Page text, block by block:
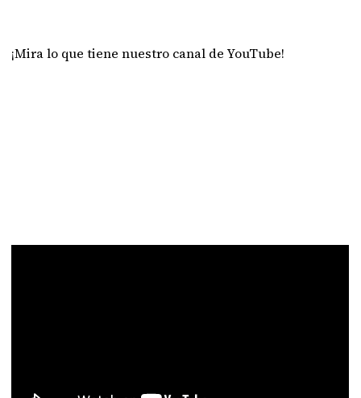
¡Mira lo que tiene nuestro canal de YouTube!